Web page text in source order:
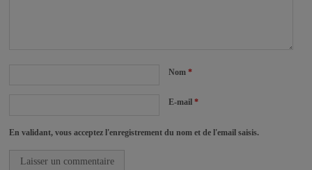
Nom*
E-mail*
En validant, vous acceptez l'enregistrement du nom et de l'email saisis.